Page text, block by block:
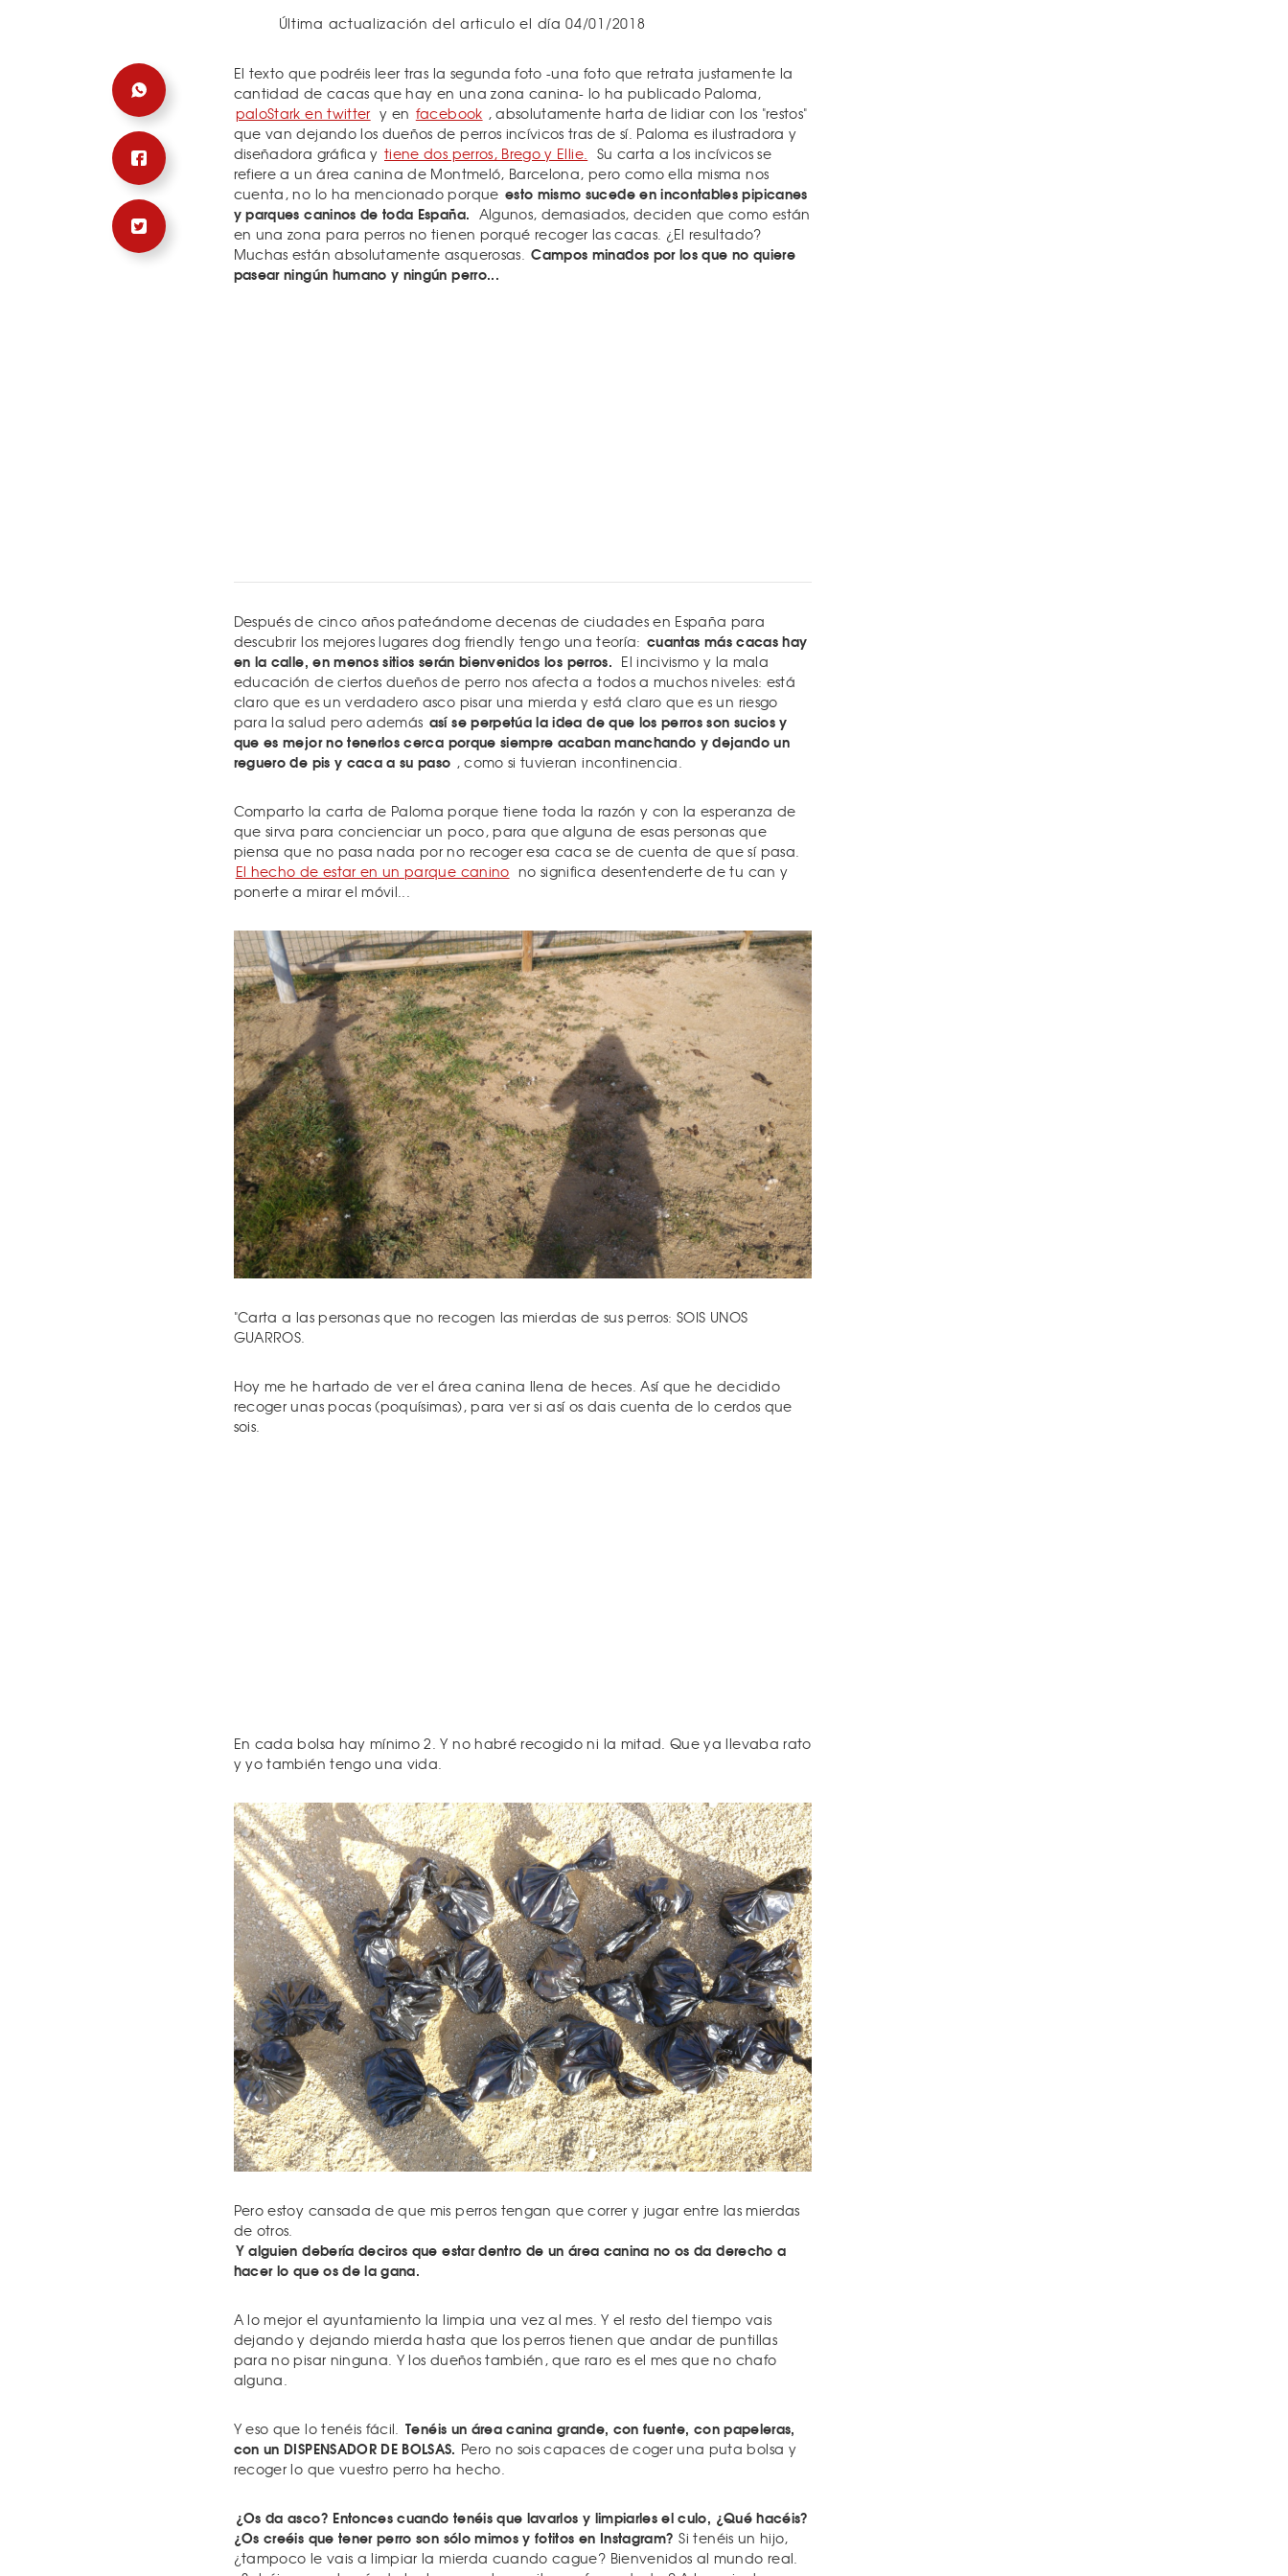
Última actualización del articulo el día 04/01/2018
El texto que podréis leer tras la segunda foto -una foto que retrata justamente la
cantidad de cacas que hay en una zona canina- lo ha publicado Paloma,
paloStark en twitter y en facebook , absolutamente harta de lidiar con los "restos"
que van dejando los dueños de perros incívicos tras de sí. Paloma es ilustradora y
diseñadora gráfica y tiene dos perros, Brego y Ellie. Su carta a los incívicos se
refiere a un área canina de Montmeló, Barcelona, pero como ella misma nos
cuenta, no lo ha mencionado porque esto mismo sucede en incontables pipicanes
y parques caninos de toda España. Algunos, demasiados, deciden que como están
en una zona para perros no tienen porqué recoger las cacas. ¿El resultado?
Muchas están absolutamente asquerosas. Campos minados por los que no quiere
pasear ningún humano y ningún perro...
Después de cinco años pateándome decenas de ciudades en España para
descubrir los mejores lugares dog friendly tengo una teoría: cuantas más cacas hay
en la calle, en menos sitios serán bienvenidos los perros. El incivismo y la mala
educación de ciertos dueños de perro nos afecta a todos a muchos niveles: está
claro que es un verdadero asco pisar una mierda y está claro que es un riesgo
para la salud pero además así se perpetúa la idea de que los perros son sucios y
que es mejor no tenerlos cerca porque siempre acaban manchando y dejando un
reguero de pis y caca a su paso , como si tuvieran incontinencia.
Comparto la carta de Paloma porque tiene toda la razón y con la esperanza de
que sirva para concienciar un poco, para que alguna de esas personas que
piensa que no pasa nada por no recoger esa caca se de cuenta de que sí pasa.
El hecho de estar en un parque canino no significa desentenderte de tu can y
ponerte a mirar el móvil...
"Carta a las personas que no recogen las mierdas de sus perros: SOIS UNOS
GUARROS.
Hoy me he hartado de ver el área canina llena de heces. Así que he decidido
recoger unas pocas (poquísimas), para ver si así os dais cuenta de lo cerdos que
sois.
En cada bolsa hay mínimo 2. Y no habré recogido ni la mitad. Que ya llevaba rato
y yo también tengo una vida.
Pero estoy cansada de que mis perros tengan que correr y jugar entre las mierdas
de otros.
Y alguien debería deciros que estar dentro de un área canina no os da derecho a
hacer lo que os de la gana.
A lo mejor el ayuntamiento la limpia una vez al mes. Y el resto del tiempo vais
dejando y dejando mierda hasta que los perros tienen que andar de puntillas
para no pisar ninguna. Y los dueños también, que raro es el mes que no chafo
alguna.
Y eso que lo tenéis fácil. Tenéis un área canina grande, con fuente, con papeleras,
con un DISPENSADOR DE BOLSAS. Pero no sois capaces de coger una puta bolsa y
recoger lo que vuestro perro ha hecho.
¿Os da asco? Entonces cuando tenéis que lavarlos y limpiarles el culo, ¿Qué hacéis?
¿Os creéis que tener perro son sólo mimos y fotitos en Instagram? Si tenéis un hijo,
¿tampoco le vais a limpiar la mierda cuando cague? Bienvenidos al mundo real.